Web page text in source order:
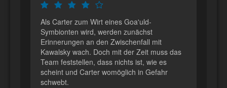
Als Carter zum Wirt eines Goa'uld-
Symbionten wird, werden zunächst
Erinnerungen an den Zwischenfall mit
Kawalsky wach. Doch mit der Zeit muss das
Team feststellen, dass nichts ist, wie es
scheint und Carter womöglich in Gefahr
schwebt.